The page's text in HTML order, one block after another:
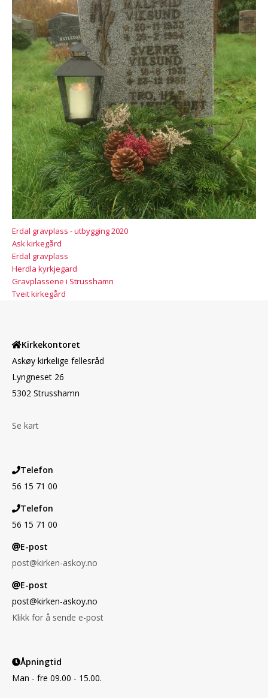
Erdal gravplass - utbygging 2020
Ask kirkegård
Erdal gravplass
Herdla kyrkjegard
Gravplassene i Strusshamn
Tveit kirkegård
Kirkekontoret
Askøy kirkelige fellesråd
Lyngneset 26
5302 Strusshamn
Se kart
Telefon
56 15 71 00
Telefon
56 15 71 00
E-post
post@kirken-askoy.no
E-post
post@kirken-askoy.no
Klikk for å sende e-post
Åpningtid
Man - fre 09.00 - 15.00.